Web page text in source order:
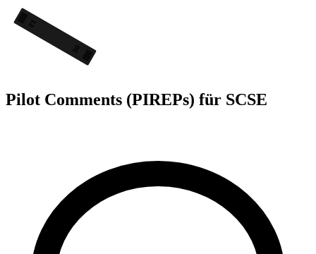
30
12
Pilot Comments (PIREPs) für SCSE